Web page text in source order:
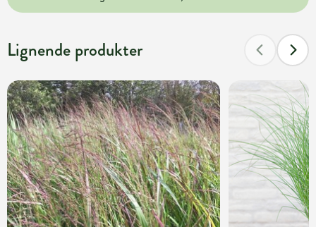
Lignende produkter